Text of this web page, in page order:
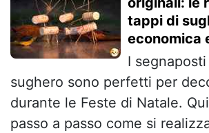
tappi di
economica
I
sughero sono perfetti per
durante le Feste di Natale.
passo a passo come si